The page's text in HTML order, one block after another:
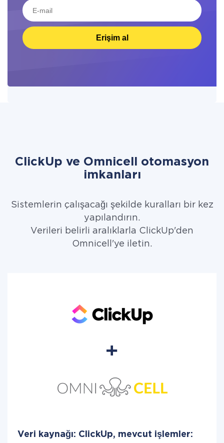
Erişim al
ClickUp ve Omnicell otomasyon
imkanları
Sistemlerin çalışacağı şekilde kuralları bir kez
yapılandırın.
Verileri belirli aralıklarla ClickUp'den
Omnicell'ye iletin.
Veri kaynağı: ClickUp, mevcut işlemler: